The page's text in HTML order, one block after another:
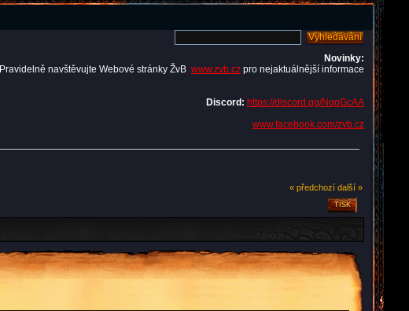
Novinky:
Pravidelně navštěvujte Webové stránky ŽvB www.zvb.cz pro nejaktuálnější informace
Discord: https://discord.gg/NqqGcAA
www.facebook.com/zvb.cz
« předchozí další »
TISK